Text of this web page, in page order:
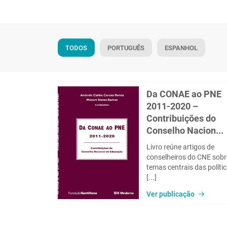
TODOS PORTUGUÊS ESPANHOL
Da CONAE ao PNE
2011-2020 –
Contribuições do
Conselho Nacion...
Livro reúne artigos de
conselheiros do CNE
temas centrais das
[...]
Ver publicação